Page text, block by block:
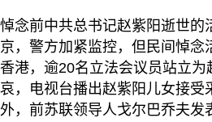
悼念前中共总书记赵紫阳逝世的
京，警方加紧监控，但民间悼念
香港，逾20名立法会议员站立为
哀，电视台播出赵紫阳儿女接受
外，前苏联领导人戈尔巴乔夫发